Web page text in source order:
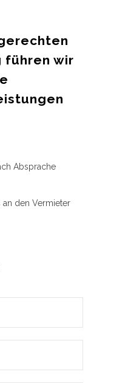
führen wir
Absprache
den Vermieter